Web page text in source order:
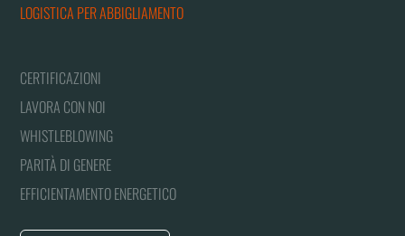
LOGISTICA PER ABBIGLIAMENTO
CERTIFICAZIONI
LAVORA CON NOI
WHISTLEBLOWING
PARITÀ DI GENERE
EFFICIENTAMENTO ENERGETICO